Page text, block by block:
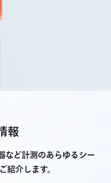
報
など計測のあらゆるシー
紹介します。